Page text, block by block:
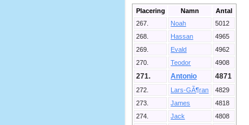
Placering Namn
Antal
267.
Noah
5012
268.
Hassan
4965
269.
Evald
4962
270.
Teodor 4908
271. Antonio 4871
272. Lars-GÃ¶ran
4829
273.
James
4818
274.
Jack
4808